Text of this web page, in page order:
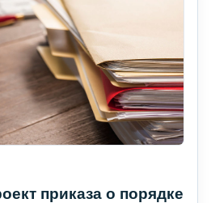
приказа о порядке